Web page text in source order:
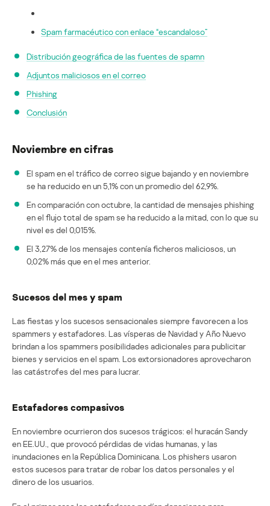
Spam farmacéutico con enlace “escandaloso”
Distribución geográfica de las fuentes de spamn
Adjuntos maliciosos en el correo
Phishing
Conclusión
Noviembre en cifras
El spam en el tráfico de correo sigue bajando y en noviembre
se ha reducido en un 5,1% con un promedio del 62,9%.
En comparación con octubre, la cantidad de mensajes phishing
en el flujo total de spam se ha reducido a la mitad, con lo que su
nivel es del 0,015%.
El 3,27% de los mensajes contenía ficheros maliciosos, un
0,02% más que en el mes anterior.
Sucesos del mes y spam
Las fiestas y los sucesos sensacionales siempre favorecen a los
spammers y estafadores. Las vísperas de Navidad y Año Nuevo
brindan a los spammers posibilidades adicionales para publicitar
bienes y servicios en el spam. Los extorsionadores aprovecharon
las catástrofes del mes para lucrar.
Estafadores compasivos
En noviembre ocurrieron dos sucesos trágicos: el huracán Sandy
en EE.UU., que provocó pérdidas de vidas humanas, y las
inundaciones en la República Dominicana. Los phishers usaron
estos sucesos para tratar de robar los datos personales y el
dinero de los usuarios.